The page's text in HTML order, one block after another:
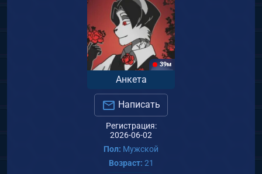
39м
Анкета
Написать
Регистрация:
2026-06-02
Пол: Мужской
Возраст: 21